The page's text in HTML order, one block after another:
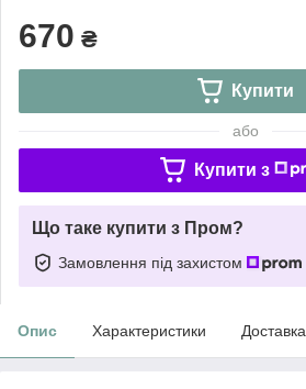
670 ₴
Купити
або
Купити з
Що таке купити з Пром?
Замовлення під захистом
Опис Характеристики Доставка